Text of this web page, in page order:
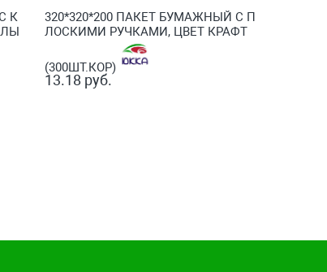
К
320*320*200 ПАКЕТ БУМАЖНЫЙ С П
ЛОСКИМИ РУЧКАМИ, ЦВЕТ КРАФТ
(300ШТ.КОР)
13.18 руб.